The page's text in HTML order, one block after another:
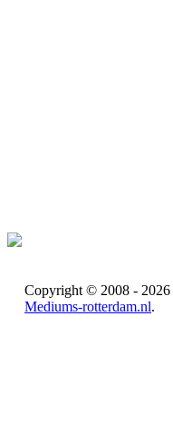
Copyright © 2008 - 2026
Mediums-rotterdam.nl.